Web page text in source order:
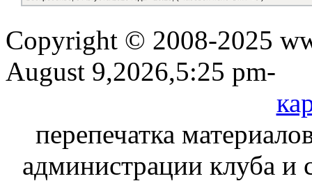
Copyright © 2008-2025
August 9,2026,5:25 pm-
перепечатка
администрации клуба и